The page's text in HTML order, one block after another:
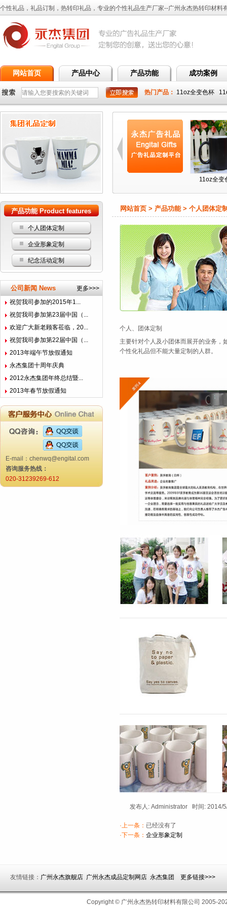
个性礼品，礼品订制，热转印礼品，专业的个性礼品生产厂家--广州永杰热转印材料
网站首页 产品中心 产品功能 成功案例
热门产品： 11oz全变色杯
11oz花... 11oz全变
产品功能 Product features
个人团体定制
企业形象定制
纪念活动定制
公司新闻 News
更多>>>
祝贺我司参加的2015年1...
祝贺我司参加第23届中国（...
欢迎广大新老顾客莅临，20...
祝贺我司参加第22届中国（...
2013年端午节放假通知
永杰集团十周年庆典
2012永杰集团年终总结暨...
2013年春节放假通知
E-mail：chenwq@engital.com
咨询服务热线：
020-31239269-612
网站首页 > 产品功能 > 个人团体定
个人、团体定制
主要针对个人及小团体而展开的业务，
个性化礼品但不能大量定制的人群。
发布人: Administrator 时间:
·上一条： 已经没有了
·下一条： 企业形象定制
友情链接： 广州永杰旗舰店 广州永杰成品定制网店 永杰集团 更多链接>>>
Copyright © 广州永杰热转印材料有限公司